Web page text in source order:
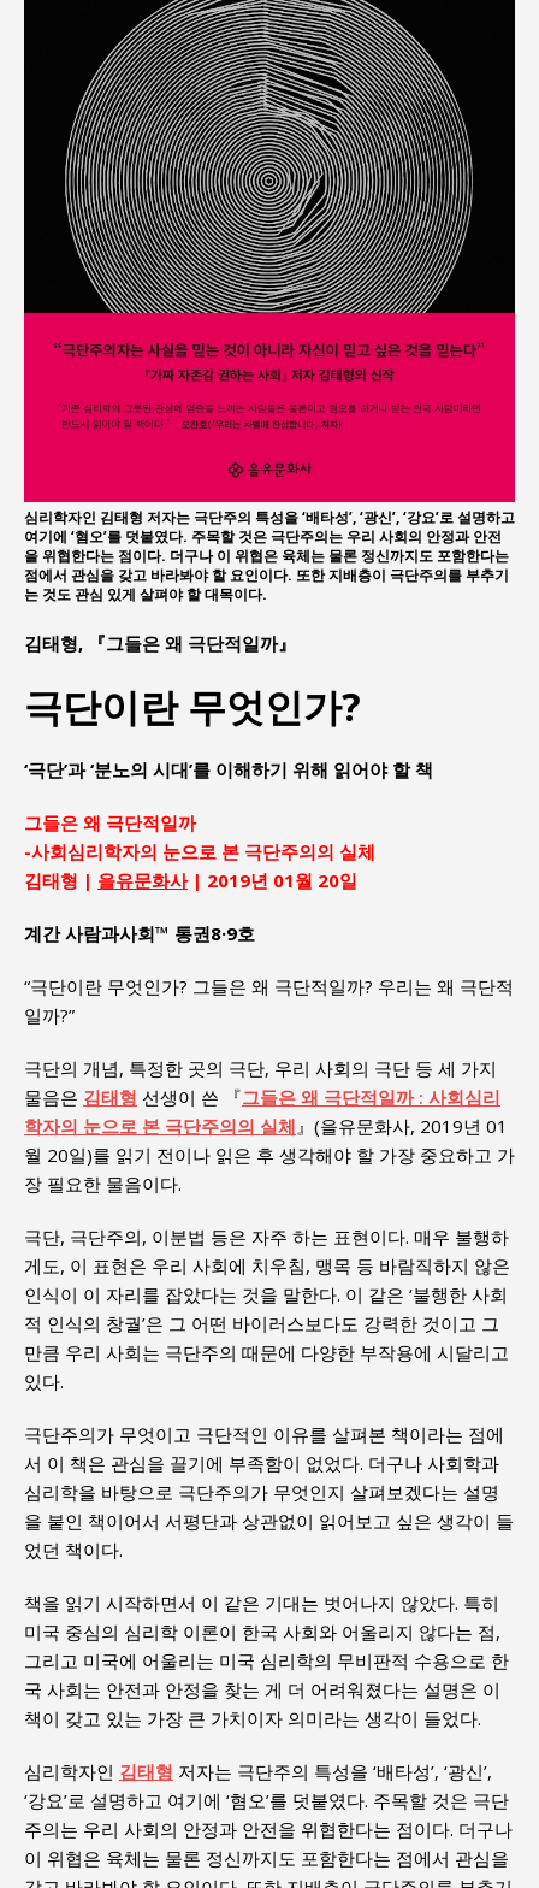
심리학자인 김태형 저자는 극단주의 특성을 ‘배타성’, ‘광신’, ‘강요’로 설명하고
여기에 ‘혐오’를 덧붙였다. 주목할 것은 극단주의는 우리 사회의 안정과 안전
을 위협한다는 점이다. 더구나 이 위협은 육체는 물론 정신까지도 포함한다는
점에서 관심을 갖고 바라봐야 할 요인이다. 또한 지배층이 극단주의를 부추기
는 것도 관심 있게 살펴야 할 대목이다.
김태형, 『그들은 왜 극단적일까』
극단이란 무엇인가?
‘극단’과 ‘분노의 시대’를 이해하기 위해 읽어야 할 책
그들은 왜 극단적일까
-사회심리학자의 눈으로 본 극단주의의 실체
김태형 | 을유문화사| 2019년 01월 20일
계간 사람과사회™ 통권8·9호
“극단이란 무엇인가? 그들은 왜 극단적일까? 우리는 왜 극단적
일까?”
극단의 개념, 특정한 곳의 극단, 우리 사회의 극단 등 세 가지
물음은 김태형 선생이 쓴 『그들은 왜 극단적일까 : 사회심리
학자의 눈으로 본 극단주의의 실체』(을유문화사, 2019년 01
월 20일)를 읽기 전이나 읽은 후 생각해야 할 가장 중요하고 가
장 필요한 물음이다.
극단, 극단주의, 이분법 등은 자주 하는 표현이다. 매우 불행하
게도, 이 표현은 우리 사회에 치우침, 맹목 등 바람직하지 않은
인식이 이 자리를 잡았다는 것을 말한다. 이 같은 ‘불행한 사회
적 인식의 창궐’은 그 어떤 바이러스보다도 강력한 것이고 그
만큼 우리 사회는 극단주의 때문에 다양한 부작용에 시달리고
있다.
극단주의가 무엇이고 극단적인 이유를 살펴본 책이라는 점에
서 이 책은 관심을 끌기에 부족함이 없었다. 더구나 사회학과
심리학을 바탕으로 극단주의가 무엇인지 살펴보겠다는 설명
을 붙인 책이어서 서평단과 상관없이 읽어보고 싶은 생각이 들
었던 책이다.
책을 읽기 시작하면서 이 같은 기대는 벗어나지 않았다. 특히
미국 중심의 심리학 이론이 한국 사회와 어울리지 않다는 점,
그리고 미국에 어울리는 미국 심리학의 무비판적 수용으로 한
국 사회는 안전과 안정을 찾는 게 더 어려워졌다는 설명은 이
책이 갖고 있는 가장 큰 가치이자 의미라는 생각이 들었다.
심리학자인 김태형 저자는 극단주의 특성을 ‘배타성’, ‘광신’,
‘강요’로 설명하고 여기에 ‘혐오’를 덧붙였다. 주목할 것은 극단
주의는 우리 사회의 안정과 안전을 위협한다는 점이다. 더구나
이 위협은 육체는 물론 정신까지도 포함한다는 점에서 관심을